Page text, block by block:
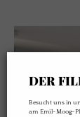
DER
Besucht uns in
am Emil-Moog-